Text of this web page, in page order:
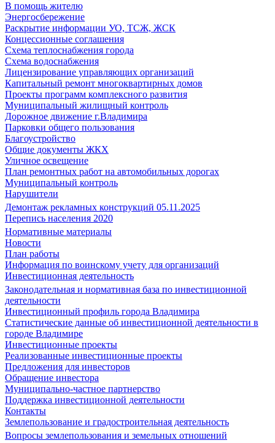
В помощь жителю
Энергосбережение
Раскрытие информации УО, ТСЖ, ЖСК
Концессионные соглашения
Схема теплоснабжения города
Схема водоснабжения
Лицензирование управляющих организаций
Капитальный ремонт многоквартирных домов
Проекты программ комплексного развития
Муниципальный жилищный контроль
Дорожное движение г.Владимира
Парковки общего пользования
Благоустройство
Общие документы ЖКХ
Уличное освещение
План ремонтных работ на автомобильных дорогах
Муниципальный контроль
Нарушители
Демонтаж рекламных конструкций 05.11.2025
Перепись населения 2020
Нормативные материалы
Новости
План работы
Информация по воинскому учету для организаций
Инвестиционная деятельность
Законодательная и нормативная база по инвестиционной
деятельности
Инвестиционный профиль города Владимира
Статистические данные об инвестиционной деятельности в
городе Владимире
Инвестиционные проекты
Реализованные инвестиционные проекты
Предложения для инвесторов
Обращение инвестора
Муниципально-частное партнерство
Поддержка инвестиционной деятельности
Контакты
Землепользование и градостроительная деятельность
Вопросы землепользования и земельных отношений